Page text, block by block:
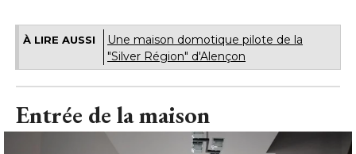
À LIRE AUSSI
Une maison domotique pilote de la
"Silver Région" d'Alençon
Entrée de la maison